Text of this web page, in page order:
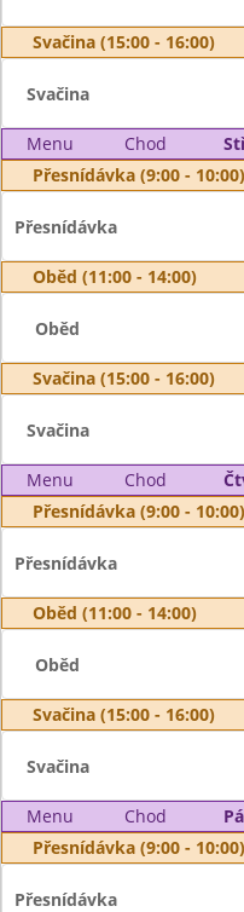
Svačina (15:00 - 16:00)
Svačina
Menu Chod
Přesnídávka (9:00 - 10:00)
Přesnídávka
Oběd (11:00 - 14:00)
Oběd
Svačina (15:00 - 16:00)
Svačina
Menu Chod
Přesnídávka (9:00 - 10:00)
Přesnídávka
Oběd (11:00 - 14:00)
Oběd
Svačina (15:00 - 16:00)
Svačina
Menu Chod
Přesnídávka (9:00 - 10:00)
Přesnídávka